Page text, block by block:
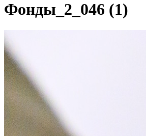
Фонды_2_046 (1)